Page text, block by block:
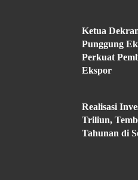
Ketua
Punggung
Perkuat
Ekspor
Realisasi
Triliun,
Tahunan di